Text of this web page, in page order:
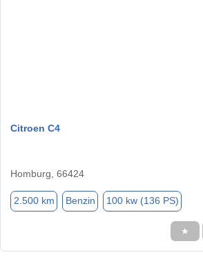
Citroen C4
Homburg, 66424
2.500 km Benzin 100 kw (136 PS)
★